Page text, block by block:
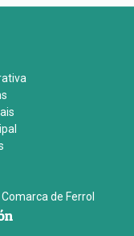
de Ferrol